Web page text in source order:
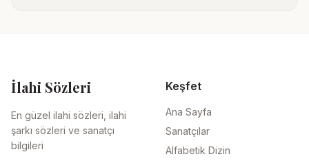
İlahi Sözleri
En güzel ilahi sözleri, ilahi
şarkı sözleri ve sanatçı
bilgileri
Keşfet
Ana Sayfa
Sanatçılar
Alfabetik Dizin